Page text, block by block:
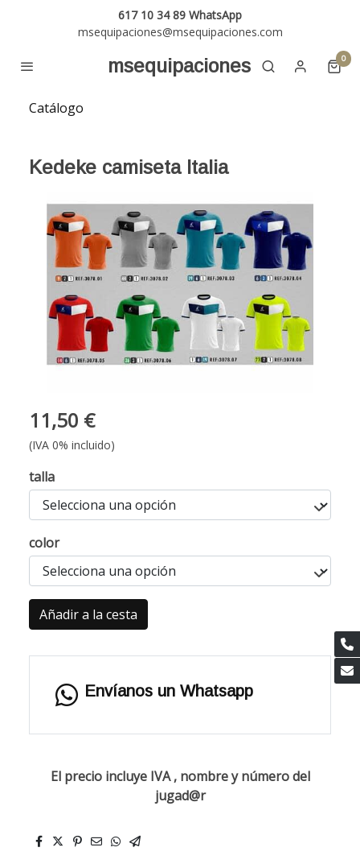
617 10 34 89 WhatsApp
msequipaciones@msequipaciones.com
msequipaciones 0
Catálogo
Kedeke camiseta Italia
11,50 €
(IVA 0% incluido)
talla
color
Añadir a la cesta
Envíanos un Whatsapp
El precio incluye IVA , nombre y número del
jugad@r